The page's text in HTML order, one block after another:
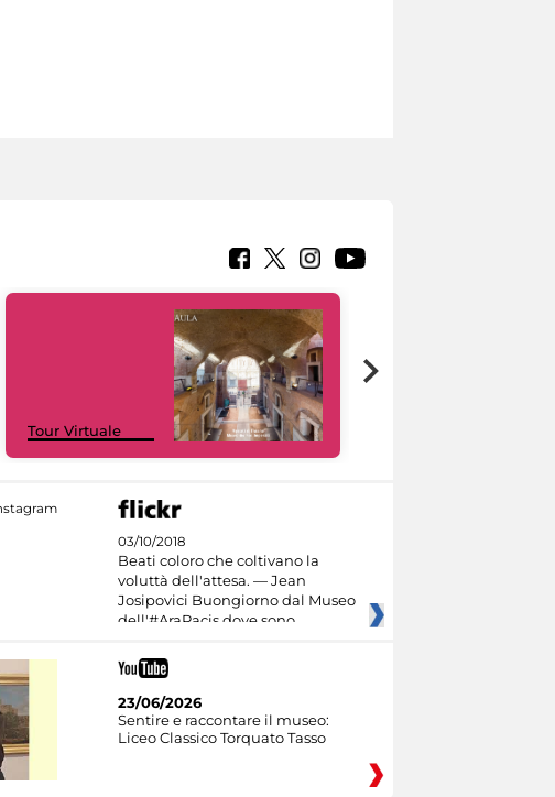
Tour Virtuale
03/10/2018
Beati coloro che coltivano la
voluttà dell'attesa. — Jean
Josipovici Buongiorno dal Museo
dell'#AraPacis dove sono
23/06/2026
Sentire e raccontare il museo:
Liceo Classico Torquato Tasso